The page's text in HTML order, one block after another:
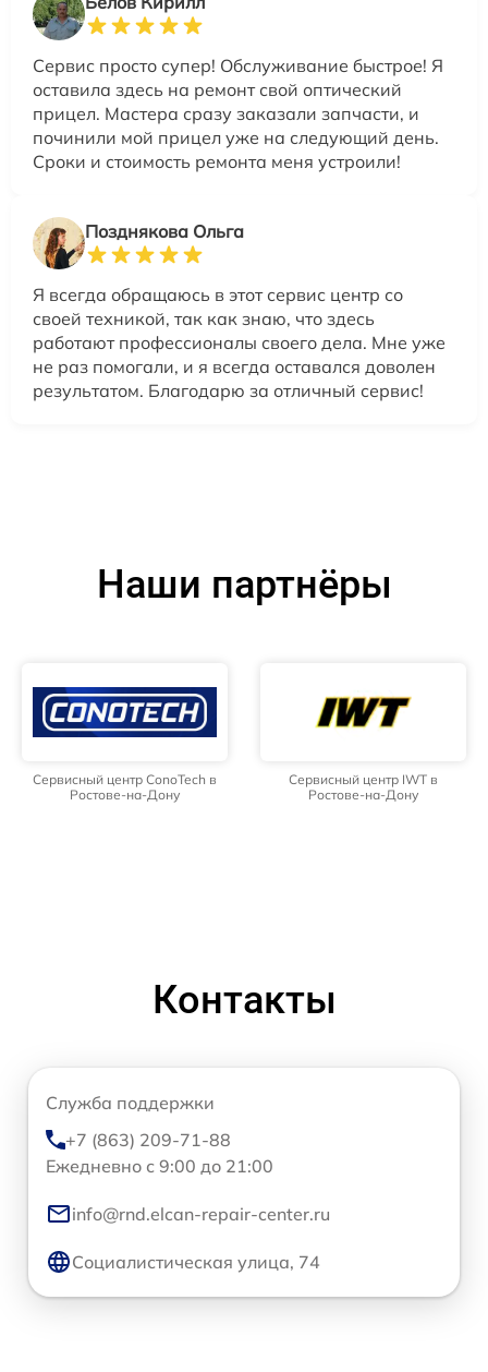
Сервис просто супер! Обслуживание быстрое! Я
оставила здесь на ремонт свой оптический
прицел. Мастера сразу заказали запчасти, и
починили мой прицел уже на следующий день.
Сроки и стоимость ремонта меня устроили!
Позднякова Ольга
Я всегда обращаюсь в этот сервис центр со
своей техникой, так как знаю, что здесь
работают профессионалы своего дела. Мне уже
не раз помогали, и я всегда оставался доволен
результатом. Благодарю за отличный сервис!
Наши партнёры
Сервисный центр ConoTech в
Ростове-на-Дону
Сервисный центр IWT в
Ростове-на-Дону
Контакты
Служба поддержки
+7 (863) 209-71-88
Ежедневно с 9:00 до 21:00
info@rnd.elcan-repair-center.ru
Социалистическая улица, 74